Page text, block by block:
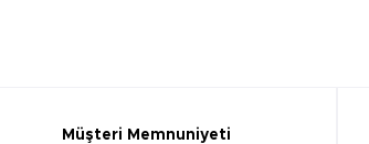
Müşteri Memnuniyeti